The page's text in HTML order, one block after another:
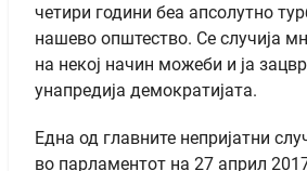
четири години беа апсолутно
нашево општество. Се случија
на некој начин можеби и ја
унапредија демократијата.
Една од главните непријатни
во парламентот на 27 април